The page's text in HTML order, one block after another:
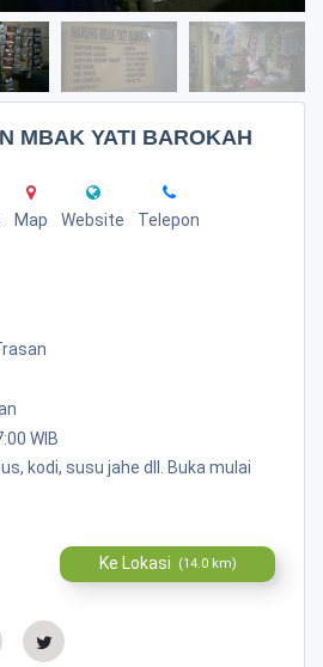
MBAK YATI BAROKAH
Map Website Telepon
WIB
kodi, susu jahe dll. Buka mulai
Ke Lokasi (14.0 km)